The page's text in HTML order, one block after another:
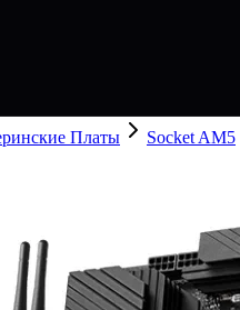
Платы Socket AM5